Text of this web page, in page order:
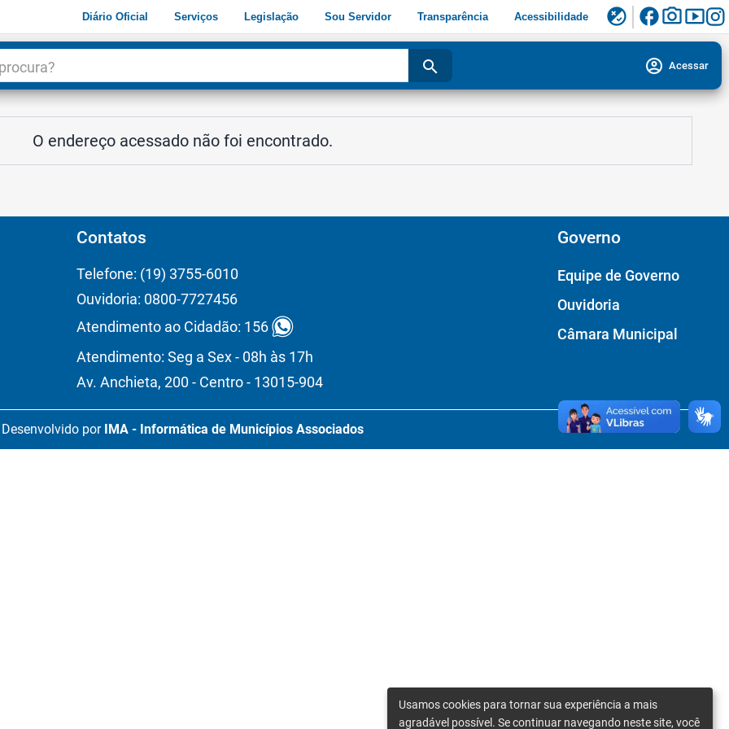
Diário Oficial Serviços Legislação Sou Servidor Transparência Acessibilidade flaky facebookphoto_camerasmart_display
search account_circle Acessar
O endereço acessado não foi encontrado.
Contatos
Telefone: (19) 3755-6010
Ouvidoria: 0800-7727456
Atendimento ao Cidadão: 156
Atendimento: Seg a Sex - 08h às 17h
Av. Anchieta, 200 - Centro - 13015-904
Governo
Equipe de Governo
Ouvidoria
Câmara Municipal
Desenvolvido por IMA - Informática de Municípios Associados
Usamos cookies para tornar sua experiência a mais
agradável possível. Se continuar navegando neste site, você